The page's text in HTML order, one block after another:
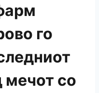
го
мечот со